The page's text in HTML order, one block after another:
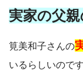
実家の父
筧美和子さんの
いるらしいのです